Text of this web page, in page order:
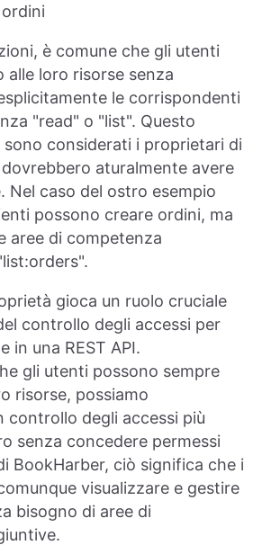
è comune che gli utenti
alle loro risorse senza
le corrispondenti
"read" o "list". Questo
considerati i proprietari di
aturalmente avere
Nel caso del ostro esempio
possono creare ordini, ma
aree di competenza
gioca un ruolo cruciale
controllo degli accessi per
in una REST API.
gli utenti possono sempre
risorse, possiamo
controllo degli accessi più
senza concedere permessi
BookHarber, ciò significa che i
visualizzare e gestire
bisogno di aree di